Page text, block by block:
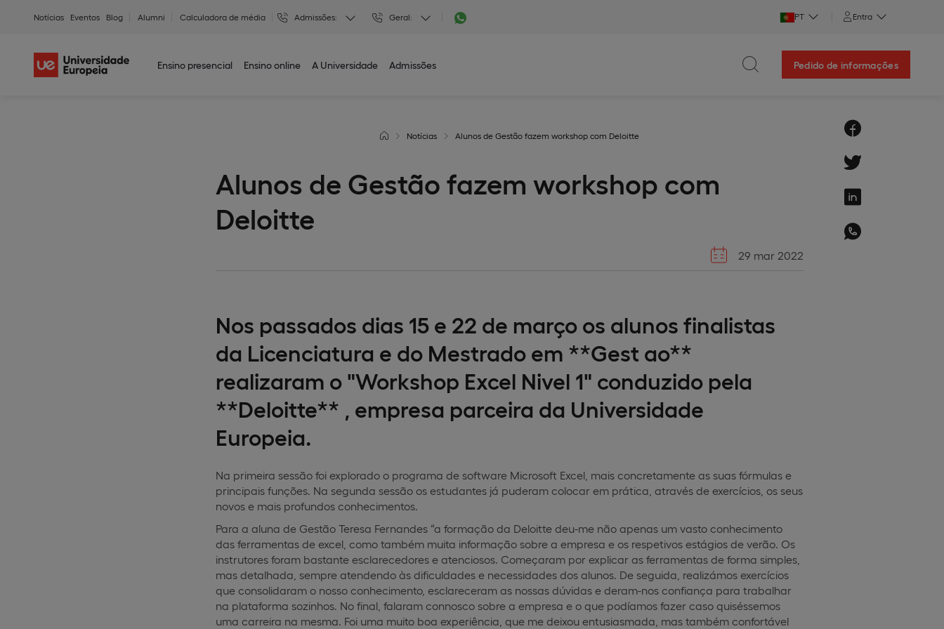
Notícias Eventos Blog Alumni Calculadora de média Admissões: Geral: PT Entra
Ensino presencial Ensino online A Universidade Admissões Pedido de informações
Notícias Alunos de Gestão fazem workshop com Deloitte
Alunos de Gestão fazem workshop com
Deloitte
29 mar 2022
Nos passados dias 15 e 22 de março os alunos finalistas
da Licenciatura e do Mestrado em **Gest ao**
realizaram o "Workshop Excel Nivel 1" conduzido pela
**Deloitte** , empresa parceira da Universidade
Europeia.
Na primeira sessão foi explorado o programa de software Microsoft Excel, mais concretamente as suas fórmulas e
principais funções. Na segunda sessão os estudantes já puderam colocar em prática, através de exercícios, os seus
novos e mais profundos conhecimentos.
Para a aluna de Gestão Teresa Fernandes “a formação da Deloitte deu-me não apenas um vasto conhecimento
das ferramentas de excel, como também muita informação sobre a empresa e os respetivos estágios de verão. Os
instrutores foram bastante esclarecedores e atenciosos. Começaram por explicar as ferramentas de forma simples,
mas detalhada, sempre atendendo às dificuldades e necessidades dos alunos. De seguida, realizámos exercícios
que consolidaram o nosso conhecimento, esclareceram as nossas dúvidas e deram-nos confiança para trabalhar
na plataforma sozinhos. No final, falaram connosco sobre a empresa e o que podíamos fazer caso quiséssemos
uma carreira na mesma. Foi uma muito boa experiência, que me deixou entusiasmada, mas também confortável